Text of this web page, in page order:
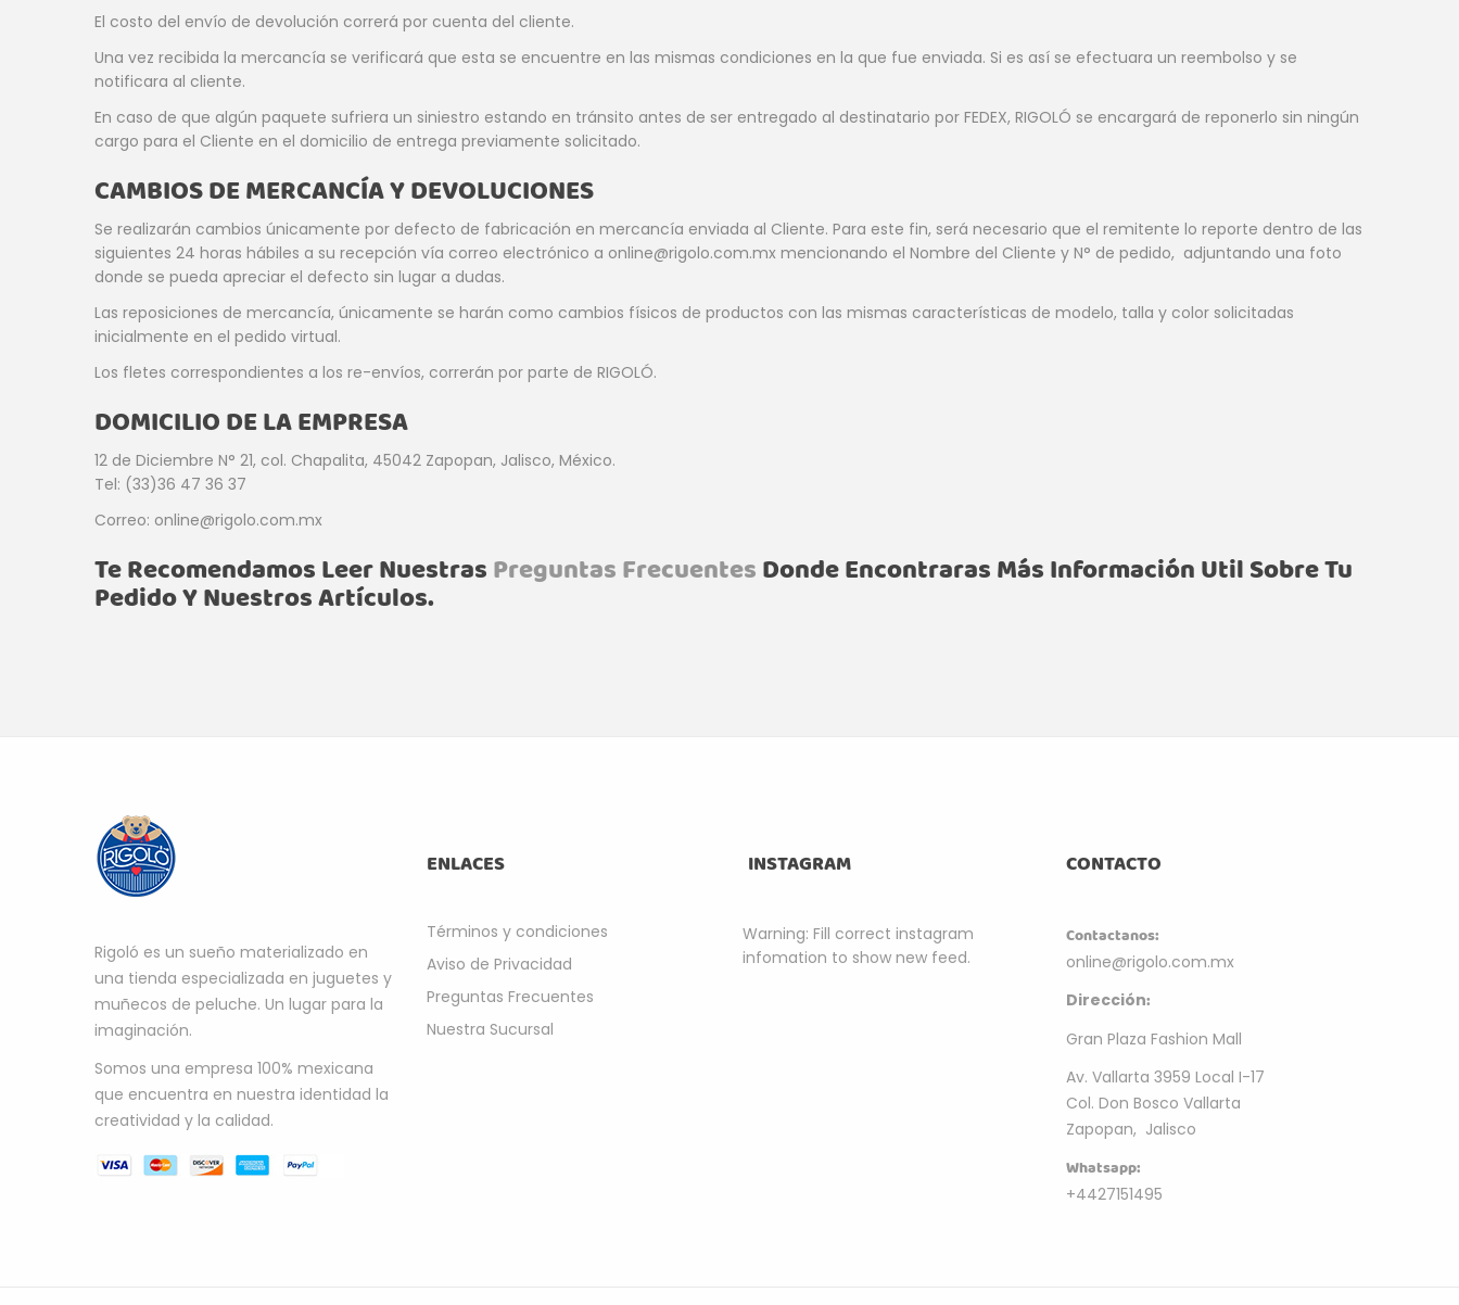
El costo del envío de devolución correrá por cuenta del cliente.
Una vez recibida la mercancía se verificará que esta se encuentre en las mismas condiciones en la que fue enviada. Si es así se efectuara un reembolso y se
notificara al cliente.
En caso de que algún paquete sufriera un siniestro estando en tránsito antes de ser entregado al destinatario por FEDEX, RIGOLÓ se encargará de reponerlo sin ningún
cargo para el Cliente en el domicilio de entrega previamente solicitado.
CAMBIOS DE MERCANCÍA Y DEVOLUCIONES
Se realizarán cambios únicamente por defecto de fabricación en mercancía enviada al Cliente. Para este fin, será necesario que el remitente lo reporte dentro de las
siguientes 24 horas hábiles a su recepción vía correo electrónico a online@rigolo.com.mx mencionando el Nombre del Cliente y N° de pedido, adjuntando una foto
donde se pueda apreciar el defecto sin lugar a dudas.
Las reposiciones de mercancía, únicamente se harán como cambios físicos de productos con las mismas características de modelo, talla y color solicitadas
inicialmente en el pedido virtual.
Los fletes correspondientes a los re-envíos, correrán por parte de RIGOLÓ.
DOMICILIO DE LA EMPRESA
12 de Diciembre N° 21, col. Chapalita, 45042 Zapopan, Jalisco, México.
Tel: (33)36 47 36 37
Correo: online@rigolo.com.mx
Te Recomendamos Leer NuestrasPreguntas FrecuentesDonde Encontraras Más Información Util Sobre Tu
Pedido Y Nuestros Artículos.
Rigoló es un sueño materializado en
una tienda especializada en juguetes y
muñecos de peluche. Un lugar para la
imaginación.
Somos una empresa 100% mexicana
que encuentra en nuestra identidad la
creatividad y la calidad.
ENLACES
Términos y condiciones
Aviso de Privacidad
Preguntas Frecuentes
Nuestra Sucursal
INSTAGRAM
Warning: Fill correct instagram
infomation to show new feed.
CONTACTO
Contactanos:
online@rigolo.com.mx
Dirección:
Gran Plaza Fashion Mall
Av. Vallarta 3959 Local I-17
Col. Don Bosco Vallarta
Zapopan, Jalisco
Whatsapp:
+4427151495